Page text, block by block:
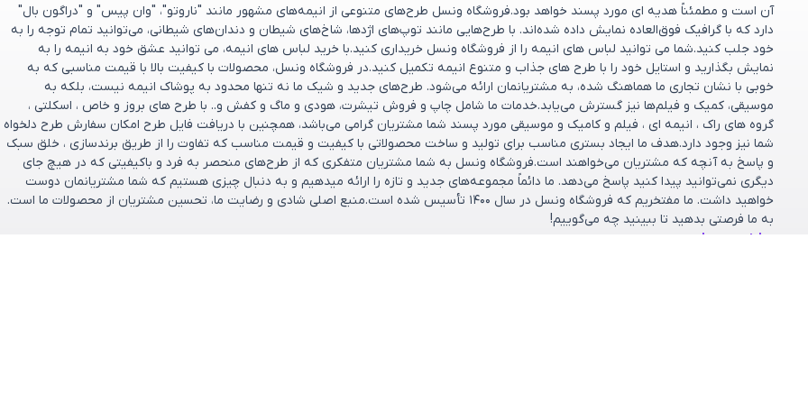
آن است و مطمئناً هدیه ای مورد پسند خواهد بود.فروشگاه ونسل طرح‌های متنوعی از انیمه‌های مشهور مانند "ناروتو"، "وان پیس" و "دراگون بال"
دارد که با گرافیک فوق‌العاده نمایش داده شده‌اند. با طرح‌هایی مانند توپ‌های اژدها، شاخ‌های شیطان و دندان‌های شیطانی، می‌توانید تمام توجه را به
خود جلب کنید.شما می توانید لباس های انیمه را از فروشگاه ونسل خریداری کنید.با خرید لباس های انیمه، می توانید عشق خود به انیمه را به
نمایش بگذارید و استایل خود را با طرح های جذاب و متنوع انیمه تکمیل کنید.در فروشگاه ونسل، محصولات با کیفیت بالا با قیمت مناسبی که به
خوبی با نشان تجاری ما هماهنگ شده، به مشتریانمان ارائه می‌شود. طرح‌های جدید و شیک ما نه تنها محدود به پوشاک انیمه نیست، بلکه به
موسیقی، کمیک و فیلم‌ها نیز گسترش می‌یابد.خدمات ما شامل چاپ و فروش تیشرت، هودی و ماگ و کفش و.. با طرح های بروز و خاص ، اسکلتی ،
گروه های راک ، انیمه ای ، فیلم و کامیک و موسیقی مورد پسند شما مشتریان گرامی می‌باشد، همچنین با دریافت فایل طرح امکان سفارش طرح دلخواه
شما نیز وجود دارد.هدف ما ایجاد بستری مناسب برای تولید و ساخت محصولاتی با کیفیت و قیمت مناسب که تفاوت را از طریق برندسازی ، خلق سبک
و پاسخ به آنچه که مشتریان می‌خواهند است.فروشگاه ونسل به شما مشتریان متفکری که از طرح‌های منحصر به‌ فرد و باکیفیتی که در هیچ جای
دیگری نمی‌توانید پیدا کنید پاسخ می‌دهد. ما دائماً مجموعه‌های جدید و تازه را ارائه میدهیم و به دنبال چیزی هستیم که شما مشتریانمان دوست
خواهید داشت. ما مفتخریم که فروشگاه ونسل در سال ۱۴۰۰ تأسیس شده است.منبع اصلی شادی و رضایت ما، تحسین مشتریان از محصولات ما است.
به ما فرصتی بدهید تا ببینید چه می‌گوییم!
مشاهده بیشتر